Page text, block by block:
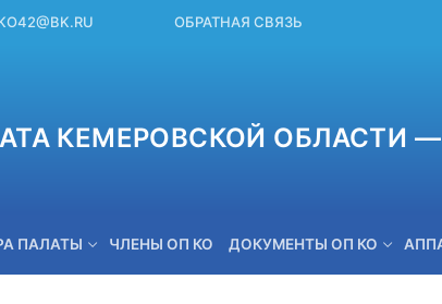
ОБРАТНАЯ СВЯЗЬ
КЕМЕРОВСКОЙ ОБЛАСТИ
ПАЛАТЫ ЧЛЕНЫ ОП КО ДОКУМЕНТЫ ОП КО